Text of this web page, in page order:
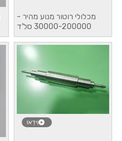
מכלולי רוטור מנוע מהיר -
30000-200000 סל'ד
רוטורים מגנטיים ללא מברשות
וִידֵאוֹ